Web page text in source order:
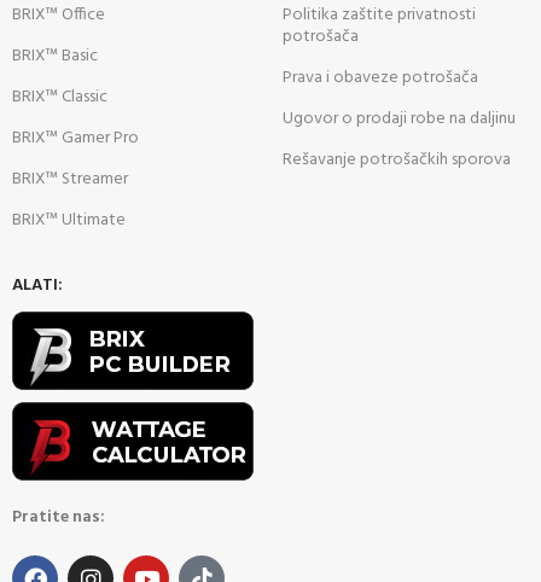
BRIX™ Office
BRIX™ Basic
BRIX™ Classic
BRIX™ Gamer Pro
BRIX™ Streamer
BRIX™ Ultimate
Politika zaštite privatnosti
potrošača
Prava i obaveze potrošača
Ugovor o prodaji robe na daljinu
Rešavanje potrošačkih sporova
ALATI:
Pratite nas: